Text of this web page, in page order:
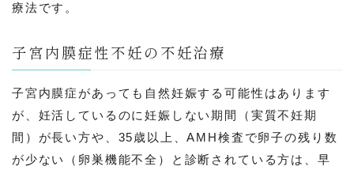
療法です。
子宮内膜症性不妊の不妊治療
子宮内膜症があっても自然妊娠する可能性はあります
が、妊活しているのに妊娠しない期間（実質不妊期
間）が長い方や、35歳以上、AMH検査で卵子の残り数
が少ない（卵巣機能不全）と診断されている方は、早